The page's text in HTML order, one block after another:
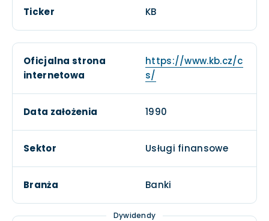
Ticker KB
Oficjalna strona
internetowa
https://www.kb.cz/c
s/
Data założenia 1990
Sektor Usługi finansowe
Branża Banki
Dywidendy